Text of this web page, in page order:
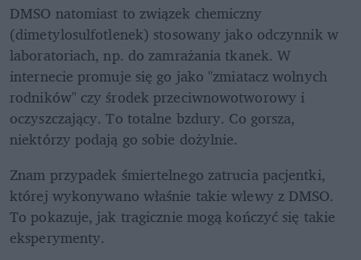
DMSO natomiast to związek chemiczny
(dimetylosulfotlenek) stosowany jako odczynnik w
laboratoriach, np. do zamrażania tkanek. W
internecie promuje się go jako "zmiatacz wolnych
rodników" czy środek przeciwnowotworowy i
oczyszczający. To totalne bzdury. Co gorsza,
niektórzy podają go sobie dożylnie.
Znam przypadek śmiertelnego zatrucia pacjentki,
której wykonywano właśnie takie wlewy z DMSO.
To pokazuje, jak tragicznie mogą kończyć się takie
eksperymenty.